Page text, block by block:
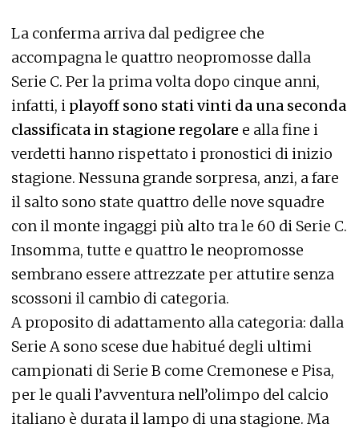
La conferma arriva dal pedigree che
accompagna le quattro neopromosse dalla
Serie C. Per la prima volta dopo cinque anni,
infatti, i playoff sono stati vinti da una seconda
classificata in stagione regolare e alla fine i
verdetti hanno rispettato i pronostici di inizio
stagione. Nessuna grande sorpresa, anzi, a fare
il salto sono state quattro delle nove squadre
con il monte ingaggi più alto tra le 60 di Serie C.
Insomma, tutte e quattro le neopromosse
sembrano essere attrezzate per attutire senza
scossoni il cambio di categoria.
A proposito di adattamento alla categoria: dalla
Serie A sono scese due habitué degli ultimi
campionati di Serie B come Cremonese e Pisa,
per le quali l’avventura nell’olimpo del calcio
italiano è durata il lampo di una stagione. Ma